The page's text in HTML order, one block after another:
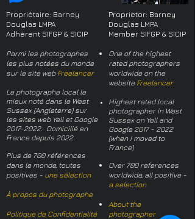
Propriétaire: Barney
Douglas LMPA
Adhérent SIFGP & SICIP
Parmi les photographes
les plus notées du monde
sur le site web Freelancer
Le photographe local le
mieux noté dans le West
Sussex (Angleterre) sur
les sites web Yell et Google
2017-2022. Domicilié en
France depuis 2022.
Plus de 700 références
dans le monde, toutes
positives - une sélection
À propos du photographe
Politique de Confidentialité
Proprietor: Barney
Douglas LMPA
Member SIFGP & SICIP
One of the highest
rated photographers
worldwide on the
website Freelancer
Highest rated local
photographer in West
Sussex on Yell and
Google 2017 - 2022
(when I moved to
France)
Over 700 references
worldwide, all positive -
a selection
About the
photographer